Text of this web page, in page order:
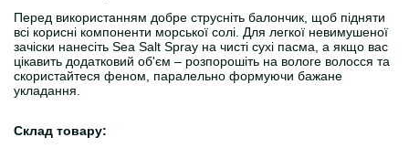
Перед використанням добре струсніть балончик, щоб підняти
всі корисні компоненти морської солі. Для легкої невимушеної
зачіски нанесіть Sea Salt Spray на чисті сухі пасма, а якщо вас
цікавить додатковий об'єм – розпорошіть на вологе волосся та
скористайтеся феном, паралельно формуючи бажане
укладання.
Склад товару: